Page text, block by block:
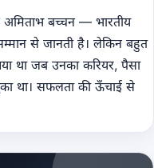
बच्चन — भारतीय
से जानती है। लेकिन बहुत
था जब उनका करियर, पैसा
था। सफलता की ऊँचाई से